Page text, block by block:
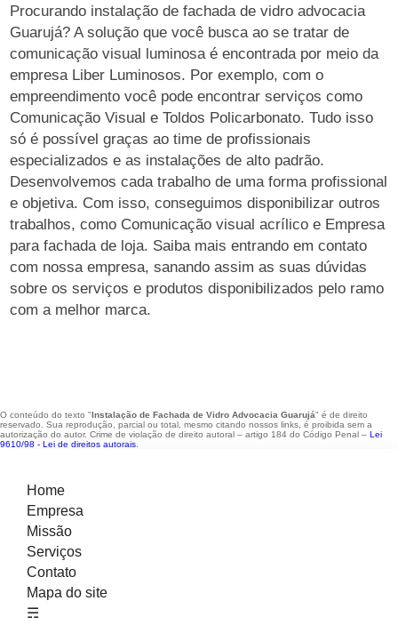
Procurando instalação de fachada de vidro advocacia
Guarujá? A solução que você busca ao se tratar de
comunicação visual luminosa é encontrada por meio da
empresa Liber Luminosos. Por exemplo, com o
empreendimento você pode encontrar serviços como
Comunicação Visual e Toldos Policarbonato. Tudo isso
só é possível graças ao time de profissionais
especializados e as instalações de alto padrão.
Desenvolvemos cada trabalho de uma forma profissional
e objetiva. Com isso, conseguimos disponibilizar outros
trabalhos, como Comunicação visual acrílico e Empresa
para fachada de loja. Saiba mais entrando em contato
com nossa empresa, sanando assim as suas dúvidas
sobre os serviços e produtos disponibilizados pelo ramo
com a melhor marca.
O conteúdo do texto "Instalação de Fachada de Vidro Advocacia Guarujá" é de direito
reservado. Sua reprodução, parcial ou total, mesmo citando nossos links, é proibida sem a
autorização do autor. Crime de violação de direito autoral – artigo 184 do Código Penal – Lei
9610/98 - Lei de direitos autorais
Home
Empresa
Missão
Serviços
Contato
Mapa do site
☴